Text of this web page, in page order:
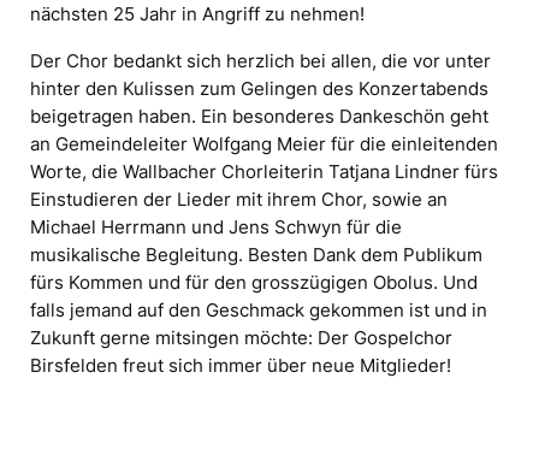
nächsten 25 Jahr in Angriff zu nehmen!
Der Chor bedankt sich herzlich bei allen, die vor unter
hinter den Kulissen zum Gelingen des Konzertabends
beigetragen haben. Ein besonderes Dankeschön geht
an Gemeindeleiter Wolfgang Meier für die einleitenden
Worte, die Wallbacher Chorleiterin Tatjana Lindner fürs
Einstudieren der Lieder mit ihrem Chor, sowie an
Michael Herrmann und Jens Schwyn für die
musikalische Begleitung. Besten Dank dem Publikum
fürs Kommen und für den grosszügigen Obolus. Und
falls jemand auf den Geschmack gekommen ist und in
Zukunft gerne mitsingen möchte: Der Gospelchor
Birsfelden freut sich immer über neue Mitglieder!